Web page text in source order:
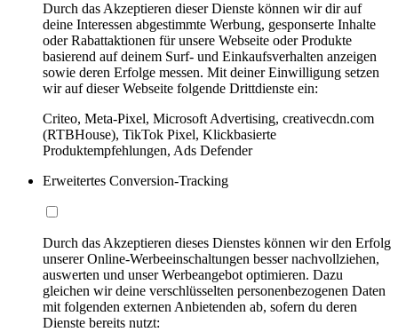
Durch das Akzeptieren dieser Dienste können wir dir auf
deine Interessen abgestimmte Werbung, gesponserte Inhalte
oder Rabattaktionen für unsere Webseite oder Produkte
basierend auf deinem Surf- und Einkaufsverhalten anzeigen
sowie deren Erfolge messen. Mit deiner Einwilligung setzen
wir auf dieser Webseite folgende Drittdienste ein:
Criteo, Meta-Pixel, Microsoft Advertising, creativecdn.com
(RTBHouse), TikTok Pixel, Klickbasierte
Produktempfehlungen, Ads Defender
Erweitertes Conversion-Tracking
Durch das Akzeptieren dieses Dienstes können wir den Erfolg
unserer Online-Werbeeinschaltungen besser nachvollziehen,
auswerten und unser Werbeangebot optimieren. Dazu
gleichen wir deine verschlüsselten personenbezogenen Daten
mit folgenden externen Anbietenden ab, sofern du deren
Dienste bereits nutzt: